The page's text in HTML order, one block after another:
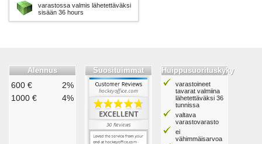
varastossa valmis lähetettäväksi
sisään 36 hours
Alennus
600 €
2%
1000 €
4%
Suosituimmat Huippusuorituskyky
varastoineet
tavarat valmiina
lähetettäväksi 36
tunnissa
valtava
varastovarasto
ei
vähimmäisarvoa